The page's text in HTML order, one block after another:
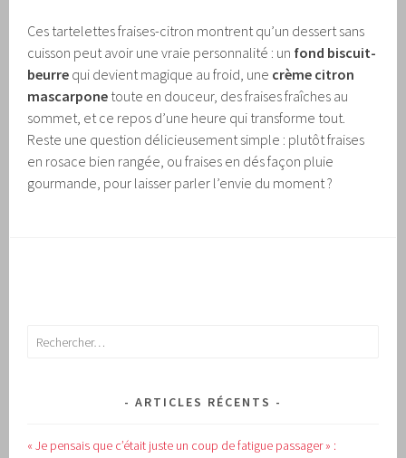
Ces tartelettes fraises-citron montrent qu’un dessert sans
cuisson peut avoir une vraie personnalité : un fond biscuit-
beurre qui devient magique au froid, une crème citron
mascarpone toute en douceur, des fraises fraîches au
sommet, et ce repos d’une heure qui transforme tout.
Reste une question délicieusement simple : plutôt fraises
en rosace bien rangée, ou fraises en dés façon pluie
gourmande, pour laisser parler l’envie du moment ?
Rechercher :
ARTICLES RÉCENTS
« Je pensais que c’était juste un coup de fatigue passager » :